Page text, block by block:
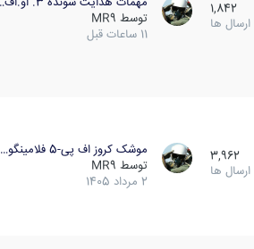
1,842
ارسال ها
توسط MR9
11 ساعات قبل
3,962
ارسال ها
موشک کروز اف پی-5 فلامینگو…
توسط MR9
2 مرداد 1405